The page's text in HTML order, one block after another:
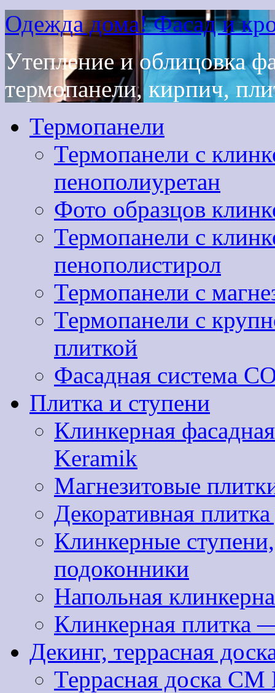
Одежда дома! Фасад и
Утепление и облицовка
термопанели, кирпич,
Термопанели
Термопанели с
пенополиуретан
Фото образцов
Термопанели с
пенополистирол
Термопанели с
Термопанели с
плиткой
Фасадная система
Плитка и ступени
Клинкерная
Keramik
Магнезитовые
Декоративная
Клинкерные
подоконники
Напольная
Клинкерная плитка
Декинг, террасная
Террасная доска